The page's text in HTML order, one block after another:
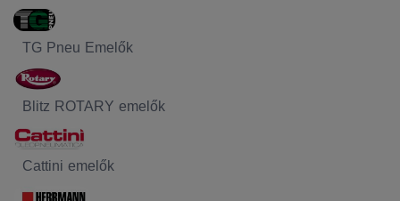
TG Pneu Emelők
Blitz ROTARY emelők
Cattini emelők